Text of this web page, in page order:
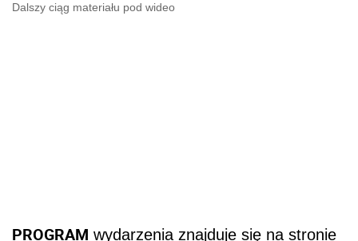
Dalszy ciąg materiału pod wideo
PROGRAM wydarzenia znajduje się na stronie